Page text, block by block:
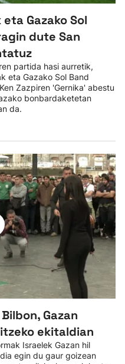
Gazako Sol
dute San
partida hasi aurretik,
eta Gazako Sol Band
Zazpiren 'Gernika' abestu
bonbardaketetan
da.
Gazan
ekitaldian
Israelek Gazan hil
egin du gaur goizean